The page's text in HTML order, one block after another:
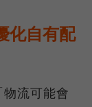
化自有配
流可能會